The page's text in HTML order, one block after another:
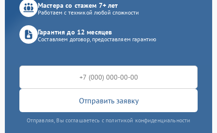
Мастера со стажем 7+ лет
Работаем с техникой любой сложности
Гарантия до 12 месяцев
Составляем договор, предоставляем гарантию
Отправить заявку
Отправляя, Вы соглашаетесь с политикой конфиденциальности